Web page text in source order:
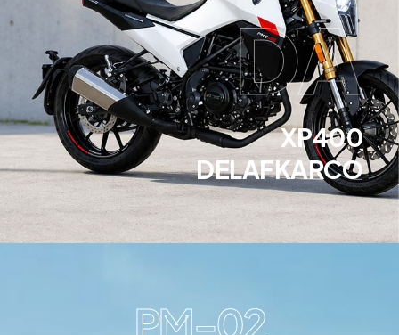
DA
XP400
DELAFKARCO
PM-02